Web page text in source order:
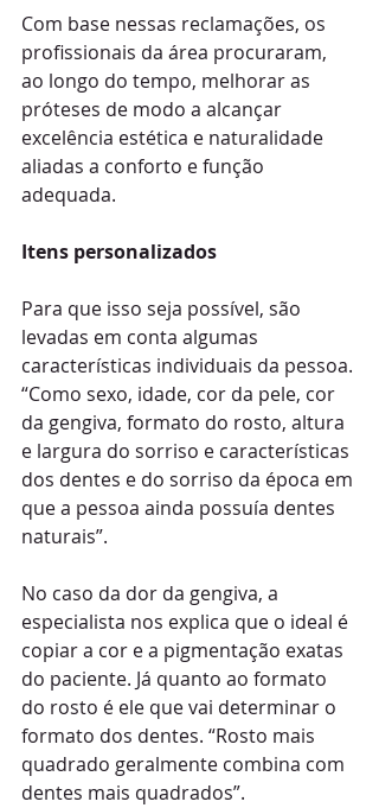
Com base nessas reclamações, os
profissionais da área procuraram,
ao longo do tempo, melhorar as
próteses de modo a alcançar
excelência estética e naturalidade
aliadas a conforto e função
adequada.
Itens personalizados
Para que isso seja possível, são
levadas em conta algumas
características individuais da pessoa.
“Como sexo, idade, cor da pele, cor
da gengiva, formato do rosto, altura
e largura do sorriso e características
dos dentes e do sorriso da época em
que a pessoa ainda possuía dentes
naturais”.
No caso da dor da gengiva, a
especialista nos explica que o ideal é
copiar a cor e a pigmentação exatas
do paciente. Já quanto ao formato
do rosto é ele que vai determinar o
formato dos dentes. “Rosto mais
quadrado geralmente combina com
dentes mais quadrados”.